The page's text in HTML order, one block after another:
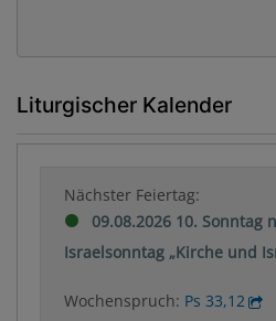
Liturgischer Kalender
Nächster Feiertag:
09.08.2026 10. Sonntag
Israelsonntag „Kirche und
Wochenspruch: Ps 33,12